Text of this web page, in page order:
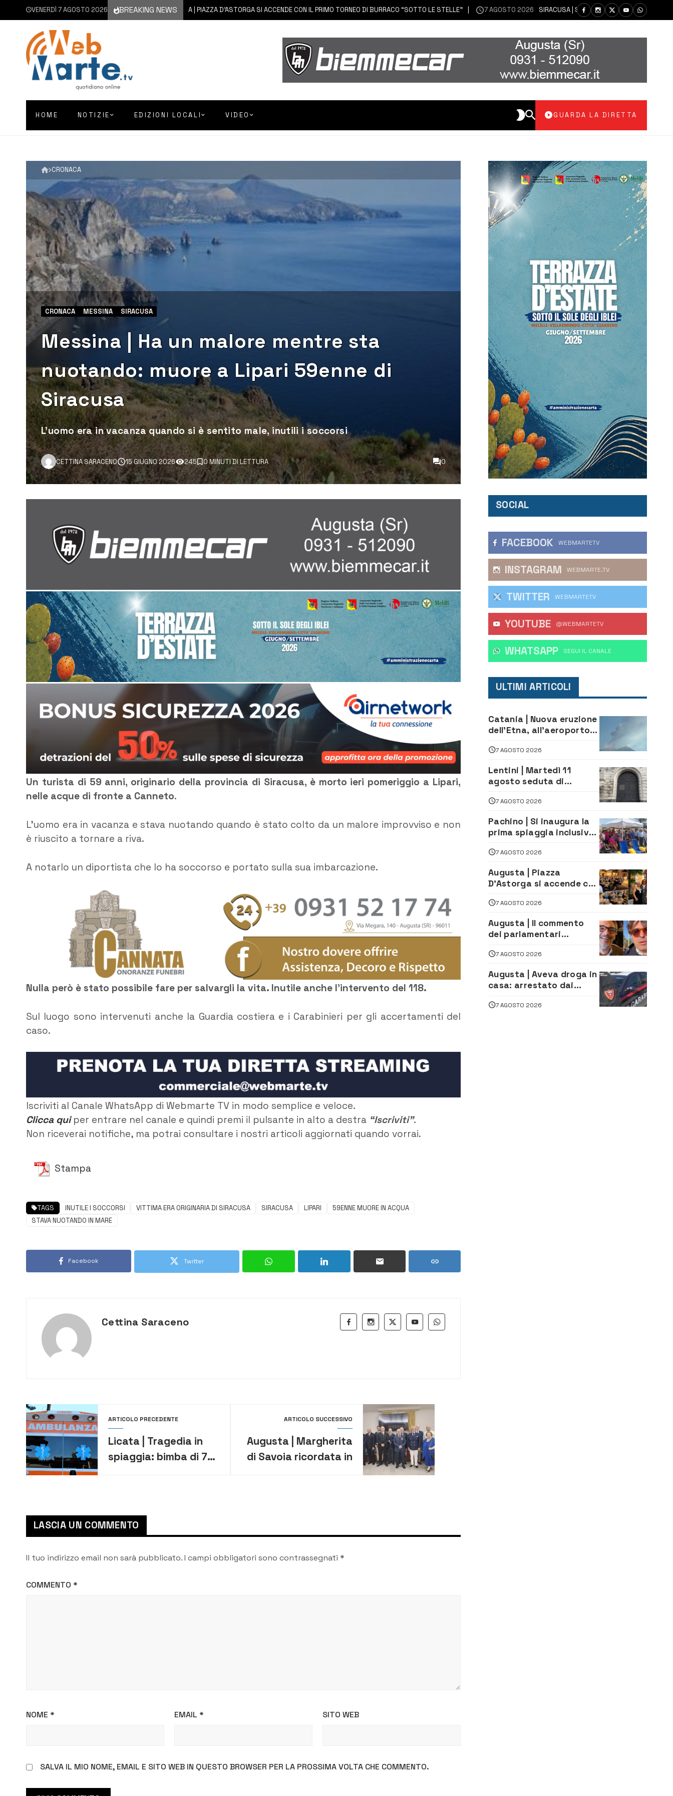
VENERDÌ 7 AGOSTO 2026 BREAKING NEWS
7 AGOSTO 2026 AUGUSTA | PIAZZA D’ASTORGA SI ACCENDE CON IL PRIMO TORNEO DI BURRACO “SOTTO LE STELLE” 7 AGOSTO 2026 SIRACUSA | SIANO MESSI A DISPOSIZIONE DEL
HOME NOTIZIE EDIZIONI LOCALI VIDEO GUARDA LA DIRETTA
CRONACA
CRONACA MESSINA SIRACUSA
Messina | Ha un malore mentre sta
nuotando: muore a Lipari 59enne di
Siracusa
L’uomo era in vacanza quando si è sentito male, inutili i soccorsi
CETTINA SARACENO 15 GIUGNO 2026 245 0 MINUTI DI LETTURA 0
Un turista di 59 anni, originario della provincia di Siracusa, è morto ieri pomeriggio a Lipari,
nelle acque di fronte a Canneto.
L’uomo era in vacanza e stava nuotando quando è stato colto da un malore improvviso e non
è riuscito a tornare a riva.
A notarlo un diportista che lo ha soccorso e portato sulla sua imbarcazione.
Nulla però è stato possibile fare per salvargli la vita. Inutile anche l’intervento del 118.
Sul luogo sono intervenuti anche la Guardia costiera e i Carabinieri per gli accertamenti del
caso.
Iscriviti al Canale WhatsApp di Webmarte TV in modo semplice e veloce.
Clicca quiper entrare nel canale e quindi premi il pulsante in alto a destra “Iscriviti”.
Non riceverai notifiche, ma potrai consultare i nostri articoli aggiornati quando vorrai.
Stampa
TAGS INUTILE I SOCCORSI VITTIMA ERA ORIGINARIA DI SIRACUSA SIRACUSA LIPARI
59ENNE MUORE IN ACQUA
STAVA NUOTANDO IN MARE
Facebook Twitter
Cettina Saraceno
ARTICOLO PRECEDENTE
Licata | Tragedia in
spiaggia: bimba di 7
ARTICOLO SUCCESSIVO
Augusta | Margherita
di Savoia ricordata in
LASCIA UN COMMENTO
Il tuo indirizzo email non sarà pubblicato.I campi obbligatori sono contrassegnati *
COMMENTO *
NOME * EMAIL * SITO WEB
SALVA IL MIO NOME, EMAIL E SITO WEB IN QUESTO BROWSER PER LA PROSSIMA VOLTA CHE COMMENTO.
SOCIAL
FACEBOOK WEBMARTETV
INSTAGRAM WEBMARTE.TV
TWITTER WEBMARTETV
YOUTUBE @WEBMARTETV
WHATSAPP ‎SEGUI IL CANALE
ULTIMI ARTICOLI
Catania | Nuova eruzione
dell’Etna, all’aeroporto
dirottati
7 AGOSTO 2026
Lentini | Martedì 11
agosto seduta di
7 AGOSTO 2026
Pachino | Si inaugura la
prima spiaggia inclusiva
assistenza e prevenzione
aperte a tutti
7 AGOSTO 2026
Augusta | Piazza
D’Astorga si accende con
Burraco “Sotto le Stelle”
7 AGOSTO 2026
Augusta | Il commento
dei parlamentari
firma del contatto per il
depuratore
7 AGOSTO 2026
Augusta | Aveva droga in
casa: arrestato dai
7 AGOSTO 2026